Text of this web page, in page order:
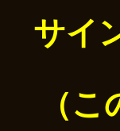
サイ
（